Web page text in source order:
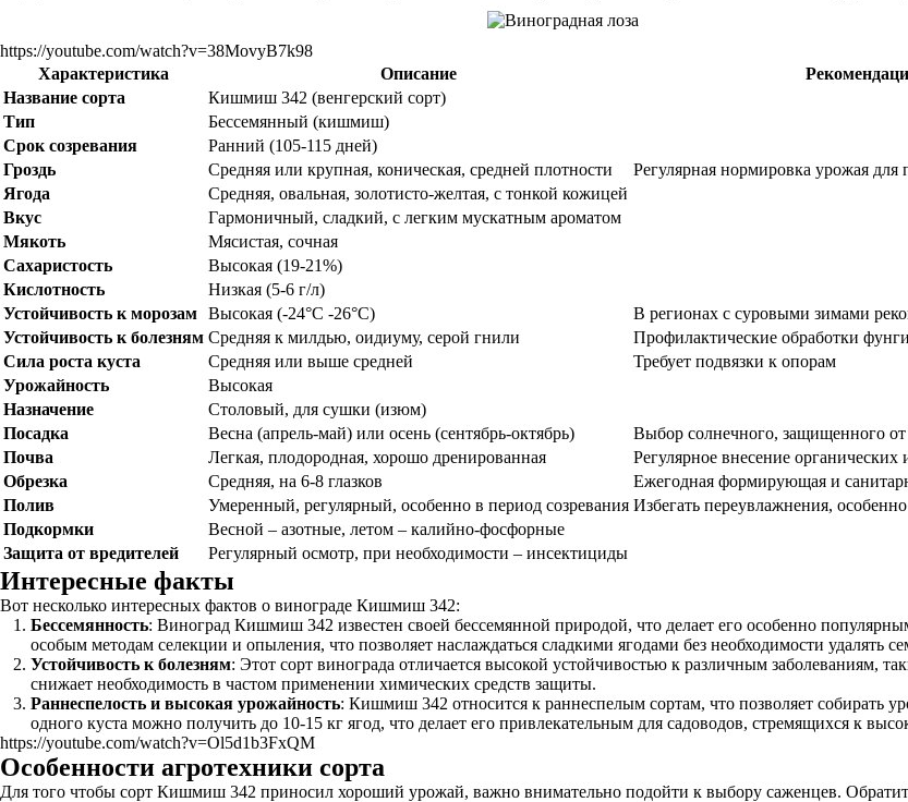
https://youtube.com/watch?v=38MovyB7k98
Характеристика
Описание
Название сорта
Кишмиш 342 (венгерский сорт)
Тип
Бессемянный (кишмиш)
Срок созревания
Ранний (105-115 дней)
Гроздь
Средняя или крупная, коническая, средней плотности
Регулярная нормировка урожая для
Ягода
Средняя, овальная, золотисто-желтая, с тонкой кожицей
Вкус
Гармоничный, сладкий, с легким мускатным ароматом
Мякоть
Мясистая, сочная
Сахаристость
Высокая (19-21%)
Кислотность
Низкая (5-6 г/л)
Устойчивость к морозам Высокая (-24°C -26°C)
В регионах с суровыми зимами
Устойчивость к болезням Средняя к милдью, оидиуму, серой гнили
Профилактические обработки
Сила роста куста
Средняя или выше средней
Требует подвязки к опорам
Урожайность
Высокая
Назначение
Столовый, для сушки (изюм)
Посадка
Весна (апрель-май) или осень (сентябрь-октябрь)
Выбор солнечного, защищенного от
Почва
Легкая, плодородная, хорошо дренированная
Регулярное внесение
Обрезка
Средняя, на 6-8 глазков
Ежегодная формирующая и
Полив
Умеренный, регулярный, особенно в период созревания Избегать переувлажнения,
Подкормки
Весной – азотные, летом – калийно-фосфорные
Защита от вредителей
Регулярный осмотр, при необходимости – инсектициды
Интересные факты
Вот несколько интересных фактов о винограде Кишмиш 342:
Бессемянность: Виноград Кишмиш 342 известен своей бессемянной природой, что делает его особенно
особым методам селекции и опыления, что позволяет наслаждаться сладкими ягодами без необходимости удалять
Устойчивость к болезням: Этот сорт винограда отличается высокой устойчивостью к различным заболеваниям,
снижает необходимость в частом применении химических средств защиты.
Раннеспелость и высокая урожайность: Кишмиш 342 относится к раннеспелым сортам, что позволяет собирать
одного куста можно получить до 10-15 кг ягод, что делает его привлекательным для садоводов, стремящихся к
https://youtube.com/watch?v=Ol5d1b3FxQM
Особенности агротехники сорта
Для того чтобы сорт Кишмиш 342 приносил хороший урожай, важно внимательно подойти к выбору саженцев.